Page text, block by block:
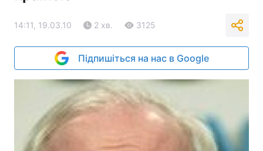
14:11, 19.03.10 2 хв. 3125
Підпишіться на нас в Google